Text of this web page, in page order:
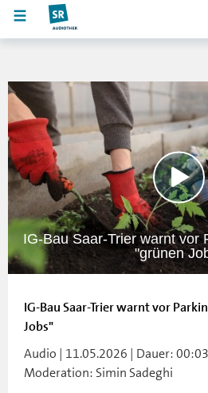
IG-Bau Saar-Trier warnt vor
"grünen
IG-Bau Saar-Trier warnt vor
Jobs"
Audio | 11.05.2026 | Dauer:
Moderation: Simin Sadeghi